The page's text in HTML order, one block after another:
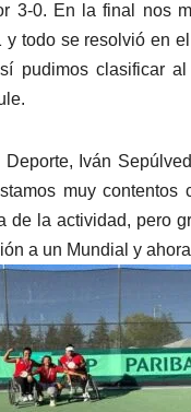
3-0. En la final nos
y todo se resolvió en
pudimos clasificar
Deporte, Iván
muy
de la actividad, pero
a un Mundial y